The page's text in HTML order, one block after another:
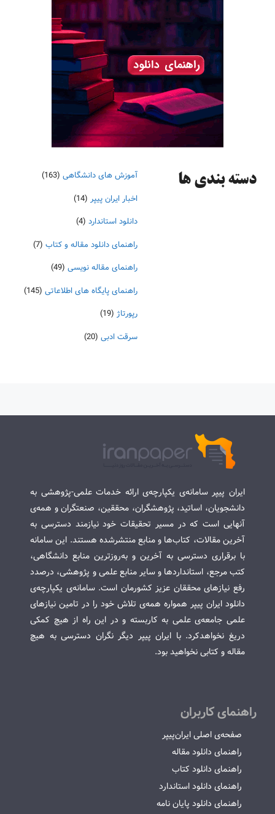
دسته‌ بندی ها آموزش های دانشگاهی (163)
اخبار ایران پیپر (14)
دانلود استاندارد (4)
راهنمای دانلود مقاله و کتاب (7)
راهنمای مقاله نویسی (49)
راهنمای پایگاه های اطلاعاتی (145)
رپورتاژ (19)
سرقت ادبی (20)
ایران پیپر سامانه‌ی یکپارچه‌ی ارائه خدمات علمی-پژوهشی به
دانشجویان، اساتید، پژوهشگران، محققین، صنعتگران و همه‌ی
آنهایی است که در مسیر تحقیقات خود نیازمند دسترسی به
آخرین مقالات، کتاب‌ها و منابع منتشرشده هستند. این سامانه
با برقراری دسترسی به آخرین و به‌روزترین منابع دانشگاهی،
کتب مرجع، استانداردها و سایر منابع علمی و پژوهشی، درصدد
رفع نیازهای محققان عزیز کشورمان است. سامانه‌ی یکپارچه‌ی
دانلود ایران پیپر همواره همه‌ی تلاش خود را در تامین نیازهای
علمی جامعه‌ی علمی به کاربسته و در این راه از هیچ کمکی
دریغ نخواهدکرد. با ایران پیپر دیگر نگران دسترسی به هیچ
مقاله و کتابی نخواهید بود.
راهنمای کاربران
صفحه‌ی اصلی ایران‌پیپر
راهنمای دانلود مقاله
راهنمای دانلود کتاب
راهنمای دانلود استاندارد
راهنمای دانلود پایان نامه